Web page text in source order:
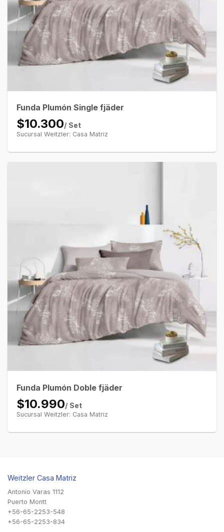
Funda Plumón Single fjäder
$10.300/ Set
Sucursal Weitzler: Casa Matriz
Funda Plumón Doble fjäder
$10.990/ Set
Sucursal Weitzler: Casa Matriz
Weitzler Casa Matriz
Antonio Varas 1112
Puerto Montt
+56-65-2253-548
+56-65-2253-834